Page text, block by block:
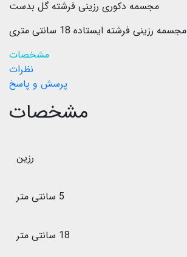
مجسمه دکوری رزینی فرشته گل بدست
مجسمه رزینی فرشته ایستاده 18 سانتی متری
مشخصات
نظرات
پرسش و پاسخ
مشخصات
رزین
5 سانتی متر
18 سانتی متر